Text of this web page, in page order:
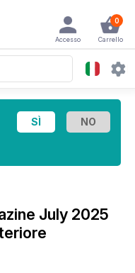
0
Carrello
Accesso
July 2025